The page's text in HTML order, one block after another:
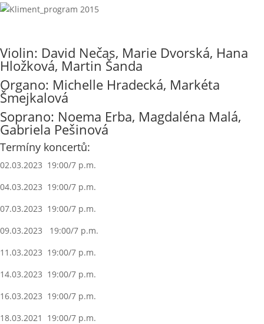
Violin: David Nečas, Marie Dvorská, Hana
Hložková, Martin Šanda
Organo: Michelle Hradecká, Markéta
Šmejkalová
Soprano: Noema Erba, Magdaléna Malá,
Gabriela Pešinová
Termíny koncertů:
02.03.2023 19:00/7 p.m.
04.03.2023 19:00/7 p.m.
07.03.2023 19:00/7 p.m.
09.03.2023 19:00/7 p.m.
11.03.2023 19:00/7 p.m.
14.03.2023 19:00/7 p.m.
16.03.2023 19:00/7 p.m.
18.03.2021 19:00/7 p.m.